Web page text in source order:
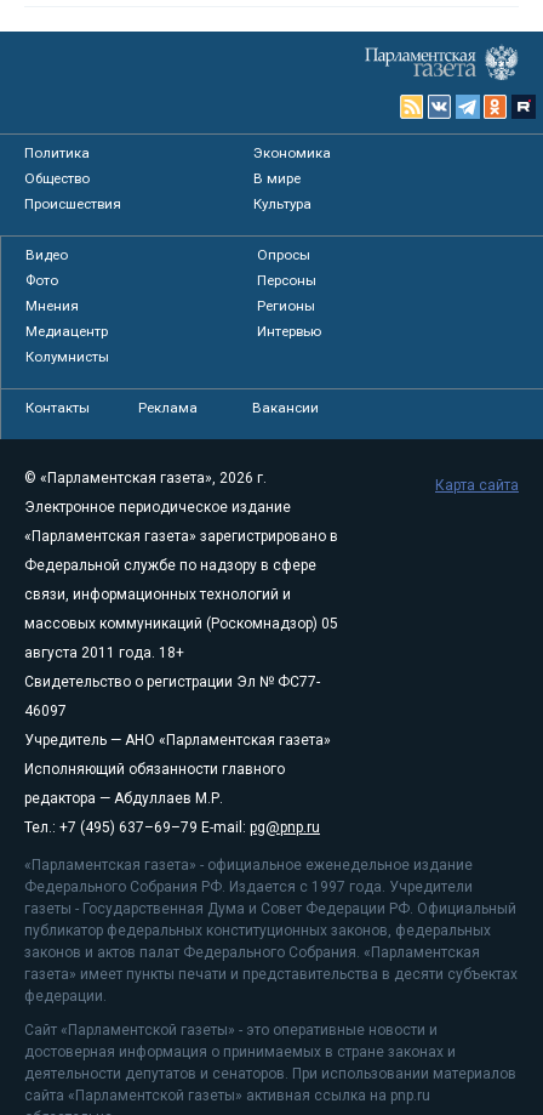
Политика
Экономика
Общество
В мире
Происшествия
Культура
Видео
Опросы
Фото
Персоны
Мнения
Регионы
Медиацентр
Интервью
Колумнисты
Контакты Реклама Вакансии
© «Парламентская газета», 2026 г.
Электронное периодическое издание
«Парламентская газета» зарегистрировано в
Федеральной службе по надзору в сфере
связи, информационных технологий и
массовых коммуникаций (Роскомнадзор) 05
августа 2011 года. 18+
Свидетельство о регистрации Эл № ФС77-
46097
Учредитель — АНО «Парламентская газета»
Исполняющий обязанности главного
редактора — Абдуллаев М.Р.
Тел.: +7 (495) 637–69–79 E-mail: pg@pnp.ru
«Парламентская газета» - официальное еженедельное издание
Федерального Собрания РФ. Издается с 1997 года. Учредители
газеты - Государственная Дума и Совет Федерации РФ. Официальный
публикатор федеральных конституционных законов, федеральных
законов и актов палат Федерального Собрания. «Парламентская
газета» имеет пункты печати и представительства в десяти субъектах
федерации.
Сайт «Парламентской газеты» - это оперативные новости и
достоверная информация о принимаемых в стране законах и
деятельности депутатов и сенаторов. При использовании материалов
сайта «Парламентской газеты» активная ссылка на pnp.ru
Карта сайта